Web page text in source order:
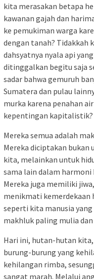
kita merasakan betapa
kawanan gajah dan
ke pemukiman warga
dengan tanah? Tidakkah
dahsyatnya nyala api
ditinggalkan begitu saja
sadar bahwa gemuruh
Sumatera dan pulau
murka karena penahan
kepentingan kapitalistik?
Mereka semua adalah
Mereka diciptakan bukan
kita, melainkan untuk
sama lain dalam harmoni
Mereka juga memiliki
menikmati kemerdekaan
seperti kita manusia
makhluk paling mulia
Hari ini, hutan-hutan
burung-burung yang
kehilangan rimba,
sangat marah. Melalui